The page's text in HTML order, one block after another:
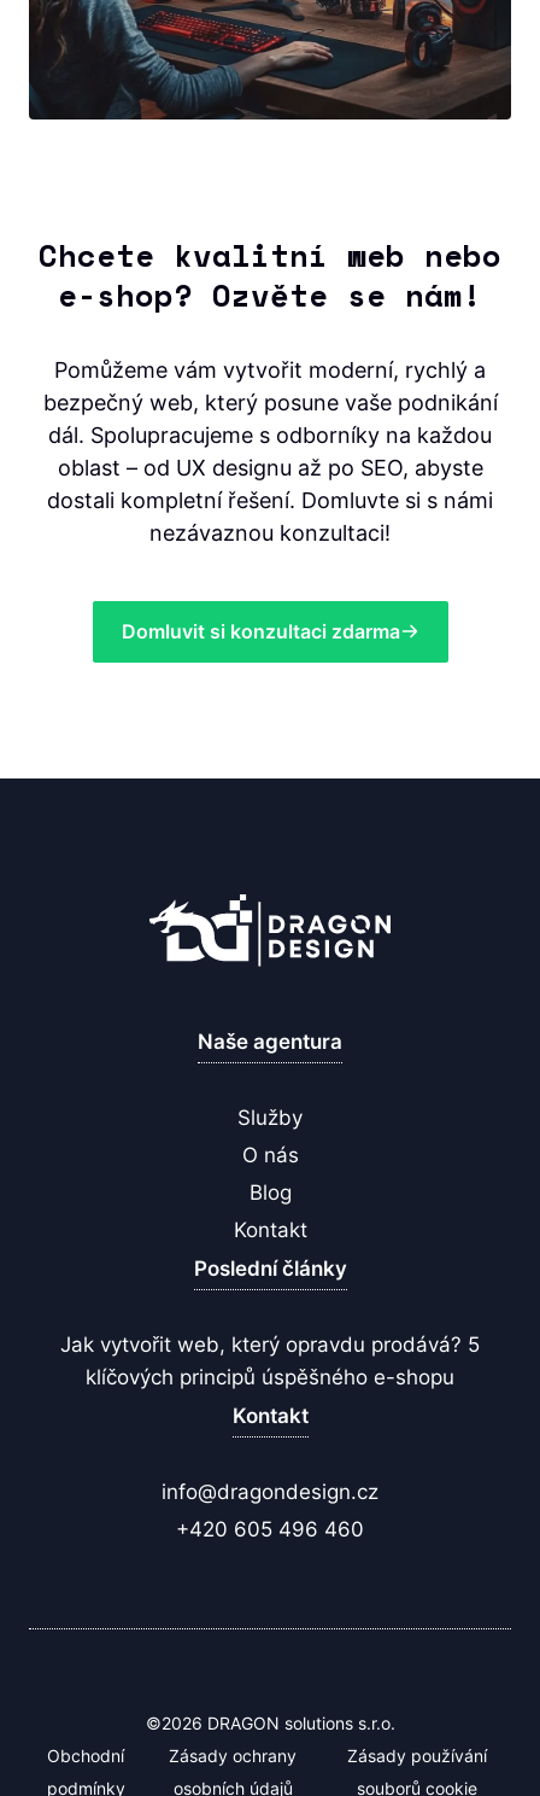
Chcete kvalitní web nebo
e-shop? Ozvěte se nám!
Pomůžeme vám vytvořit moderní, rychlý a
bezpečný web, který posune vaše podnikání
dál. Spolupracujeme s odborníky na každou
oblast – od UX designu až po SEO, abyste
dostali kompletní řešení. Domluvte si s námi
nezávaznou konzultaci!
Domluvit si konzultaci zdarma
Naše agentura
Služby
O nás
Blog
Kontakt
Poslední články
Jak vytvořit web, který opravdu prodává? 5
klíčových principů úspěšného e-shopu
Kontakt
info@dragondesign.cz
+420 605 496 460
©2026 DRAGON solutions s.r.o.
Obchodní
podmínky
Zásady ochrany
osobních údajů
Zásady používání
souborů cookie